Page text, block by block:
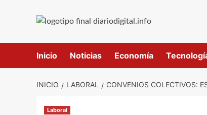
Inicio Noticias Economía
INICIO LABORAL CONVENIOS COLECTIVOS:
Laboral